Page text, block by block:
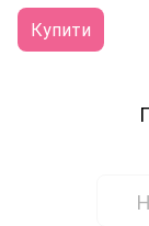
Купити